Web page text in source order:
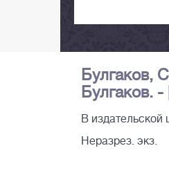
Булгаков,
Булгаков.
В
Неразрез. экз.